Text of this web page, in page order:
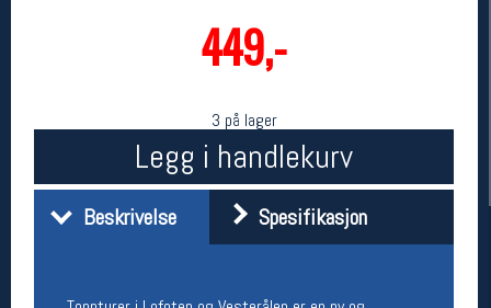
449,-
3 på lager
Legg i handlekurv
Beskrivelse Spesifikasjon